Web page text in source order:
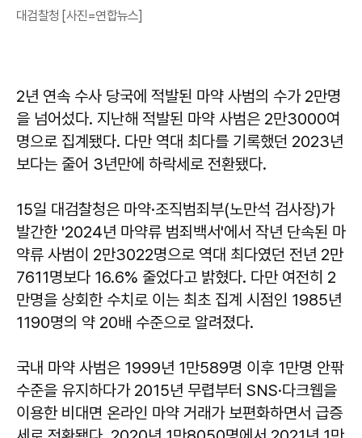
대검찰청 [사진=연합뉴스]
2년 연속 수사 당국에 적발된 마약 사범의 수가 2만명
을 넘어섰다. 지난해 적발된 마약 사범은 2만3000여
명으로 집계됐다. 다만 역대 최다를 기록했던 2023년
보다는 줄어 3년만에 하락세로 전환됐다.
15일 대검찰청은 마약·조직범죄부(노만석 검사장)가
발간한 '2024년 마약류 범죄백서'에서 작년 단속된 마
약류 사범이 2만3022명으로 역대 최다였던 전년 2만
7611명보다 16.6% 줄었다고 밝혔다. 다만 여전히 2
만명을 상회한 수치로 이는 최초 집계 시점인 1985년
1190명의 약 20배 수준으로 알려졌다.
국내 마약 사범은 1999년 1만589명 이후 1만명 안팎
수준을 유지하다가 2015년 무렵부터 SNS·다크웹을
이용한 비대면 온라인 마약 거래가 보편화하면서 급증